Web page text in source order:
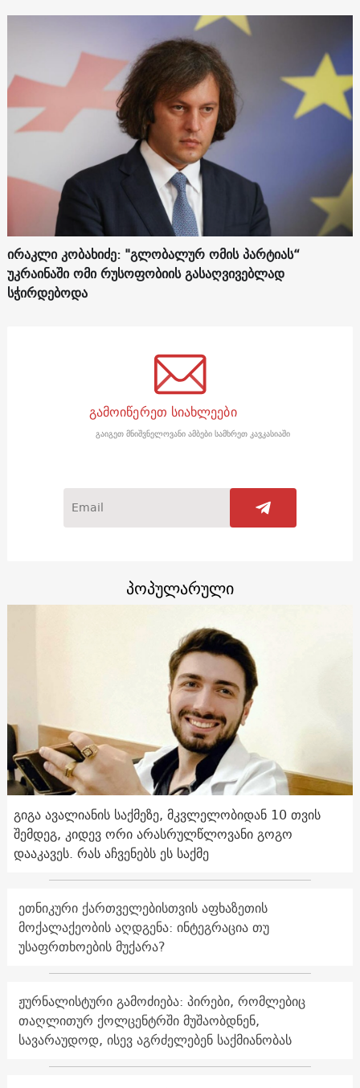
ირაკლი კობახიძე: "გლობალურ ომის პარტიას“
უკრაინაში ომი რუსოფობიის გასაღვივებლად
სჭირდებოდა
გამოიწერეთ სიახლეები
გაიგეთ მნიშვნელოვანი ამბები სამხრეთ კავკასიაში
პოპულარული
გიგა ავალიანის საქმეზე, მკვლელობიდან 10 თვის
შემდეგ, კიდევ ორი არასრულწლოვანი გოგო
დააკავეს. რას აჩვენებს ეს საქმე
ეთნიკური ქართველებისთვის აფხაზეთის
მოქალაქეობის აღდგენა: ინტეგრაცია თუ
უსაფრთხოების მუქარა?
ჟურნალისტური გამოძიება: პირები, რომლებიც
თაღლითურ ქოლცენტრში მუშაობდნენ,
სავარაუდოდ, ისევ აგრძელებენ საქმიანობას